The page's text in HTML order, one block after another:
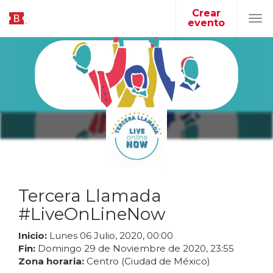
Crear
evento
Tercera Llamada
#LiveOnLineNow
Inicio: Lunes 06 Julio, 2020, 00:00
Fin: Domingo 29 de Noviembre de 2020, 23:55
Zona horaria: Centro (Ciudad de México)